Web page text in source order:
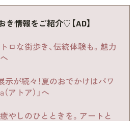
き情報をご紹介♡【AD】
ロな街歩き、伝統体験も。魅力
が続々！夏のおでかけはパワ
アトア）」へ
やしのひとときを。アートと